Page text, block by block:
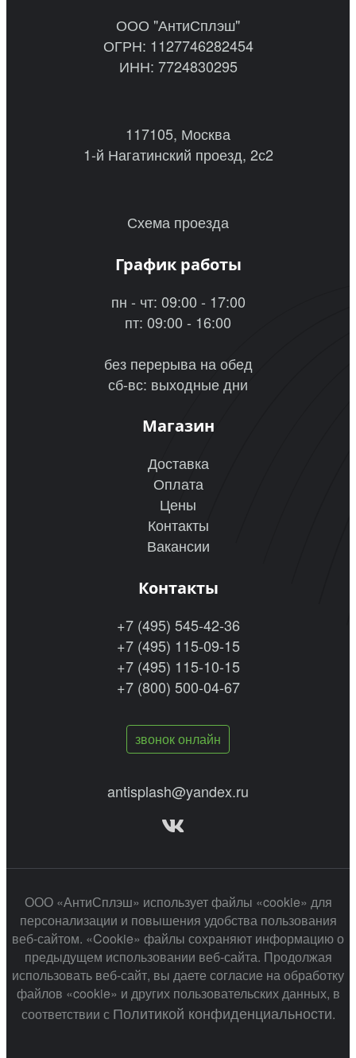
ООО "АнтиСплэш"
ОГРН: 1127746282454
ИНН: 7724830295
117105, Москва
1-й Нагатинский проезд, 2с2
Схема проезда
График работы
пн - чт: 09:00 - 17:00
пт: 09:00 - 16:00
без перерыва на обед
сб-вс: выходные дни
Магазин
Доставка
Оплата
Цены
Контакты
Вакансии
Контакты
+7 (495) 545-42-36
+7 (495) 115-09-15
+7 (495) 115-10-15
+7 (800) 500-04-67
звонок онлайн
antisplash@yandex.ru
ООО «АнтиСплэш» использует файлы «cookie» для
персонализации и повышения удобства пользования
веб-сайтом. «Cookie» файлы сохраняют информацию о
предыдущем использовании веб-сайта. Продолжая
использовать веб-сайт, вы даете согласие на обработку
файлов «cookie» и других пользовательских данных, в
соответствии с Политикой конфиденциальности.